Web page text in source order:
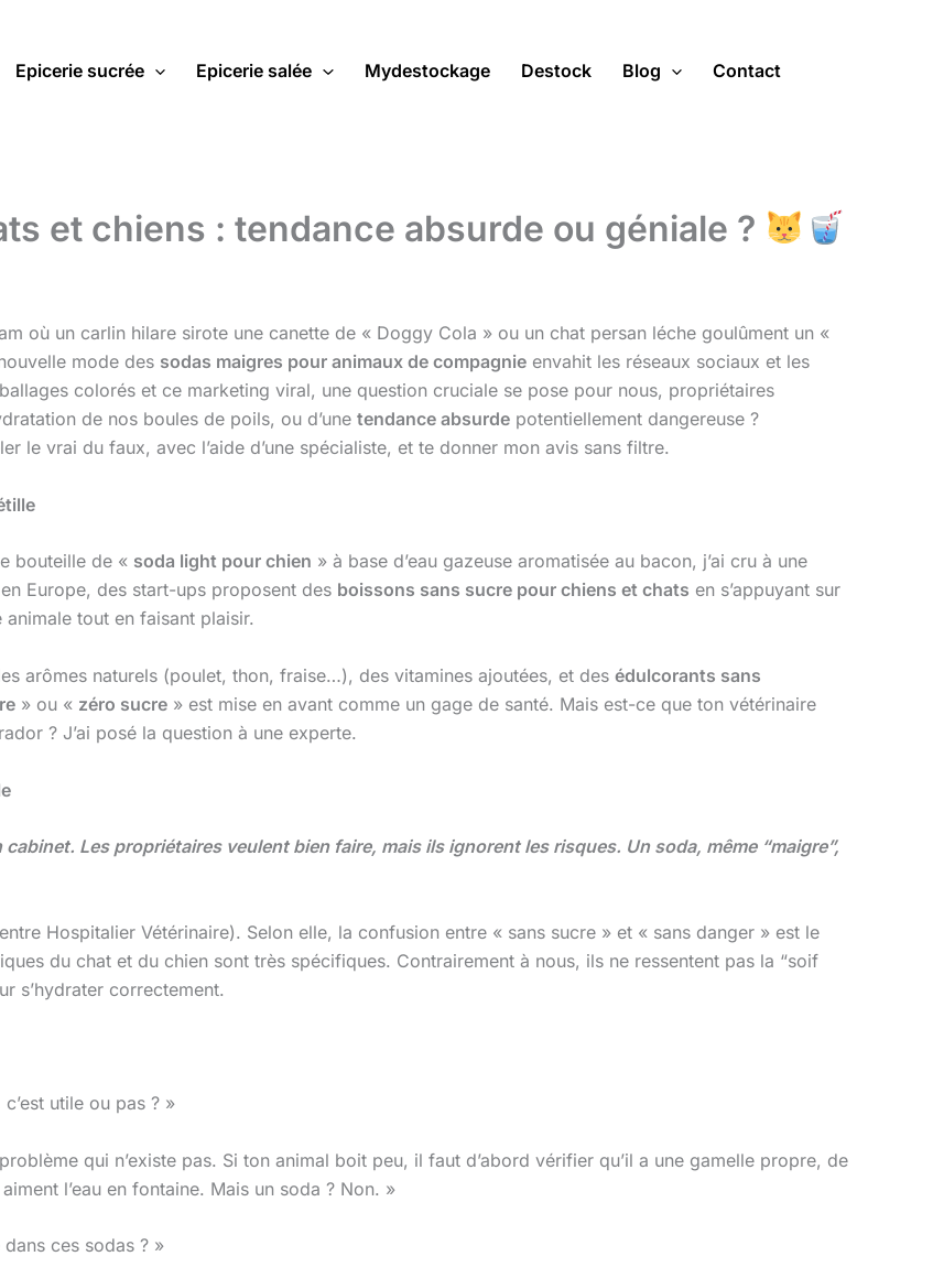
Epicerie sucrée Epicerie salée Mydestockage Destock Blog Contact
et chiens : tendance absurde ou géniale ?
où un carlin hilare sirote une canette de « Doggy Cola » ou un chat persan léche goulûment un «
mode des sodas maigres pour animaux de compagnie envahit les réseaux sociaux et les
colorés et ce marketing viral, une question cruciale se pose pour nous, propriétaires
de nos boules de poils, ou d’une tendance absurde potentiellement dangereuse ?
le vrai du faux, avec l’aide d’une spécialiste, et te donner mon avis sans filtre.
bouteille de « soda light pour chien » à base d’eau gazeuse aromatisée au bacon, j’ai cru à une
Europe, des start-ups proposent des boissons sans sucre pour chiens et chats en s’appuyant sur
tout en faisant plaisir.
arômes naturels (poulet, thon, fraise…), des vitamines ajoutées, et des édulcorants sans
» ou « zéro sucre » est mise en avant comme un gage de santé. Mais est-ce que ton vétérinaire
? J’ai posé la question à une experte.
Les propriétaires veulent bien faire, mais ils ignorent les risques. Un soda, même “maigre”,
Hospitalier Vétérinaire). Selon elle, la confusion entre « sans sucre » et « sans danger » est le
du chat et du chien sont très spécifiques. Contrairement à nous, ils ne ressentent pas la “soif
s’hydrater correctement.
utile ou pas ? »
qui n’existe pas. Si ton animal boit peu, il faut d’abord vérifier qu’il a une gamelle propre, de
l’eau en fontaine. Mais un soda ? Non. »
ces sodas ? »